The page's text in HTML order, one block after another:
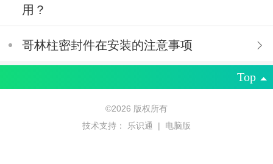
用？
哥林柱密封件在安装的注意事项
Top
©2026 版权所有
技术支持：
乐识通 | 电脑版